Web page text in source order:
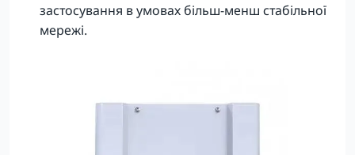
застосування в умовах більш-менш стабільної
мережі.